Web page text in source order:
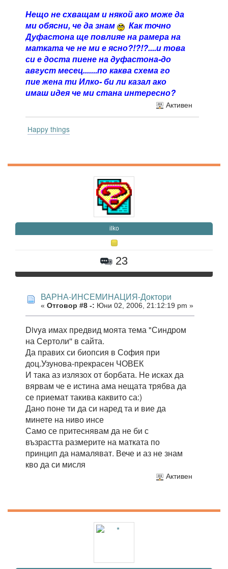
Нещо не схващам и някой ако може да
ми обясни, че да знам
Как точно
Дуфастона ще повлияе на рамера на
матката че не ми е ясно?!?!?....и това
си е доста пиене на дуфастона-до
август месец.......по каква схема го
пие жена ти Илко- би ли казал ако
имаш идея че ми стана интересно?
Активен
Happy things
ilko
23
ВАРНА-ИНСЕМИНАЦИЯ-Доктори
« Отговор #8 -: Юни 02, 2006, 21:12:19 pm »
Divya имах предвид моята тема "Синдром
на Сертоли'' в сайта.
Да правих си биопсия в София при
доц.Узунова-прекрасен ЧОВЕК
И така аз излязох от борбата. Не исках да
вярвам че е истина ама нещата трябва да
се приемат такива каквито са:)
Дано поне ти да си наред та и вие да
минете на ниво инсе
Само се притеснявам да не би с
възрастта размерите на матката по
принцип да намаляват. Вече и аз не знам
кво да си мисля
Активен